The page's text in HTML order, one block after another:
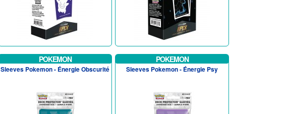
POKEMON
Sleeves Pokemon - Énergie Obscurité
POKEMON
Sleeves Pokemon - Énergie Psy